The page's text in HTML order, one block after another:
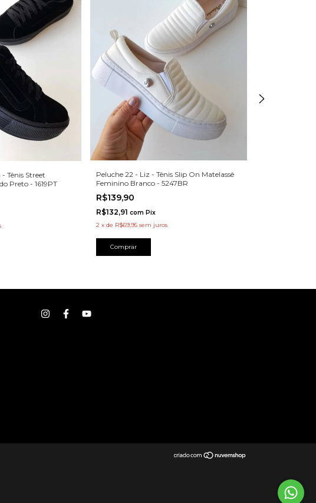
- Tênis Street
Preto - 1619PT
Peluche 22 - Liz - Tênis Slip On Matelassê
Feminino Branco - 5247BR
R$139,90
R$132,91 com Pix
2 x de R$69,95 sem juros
Comprar